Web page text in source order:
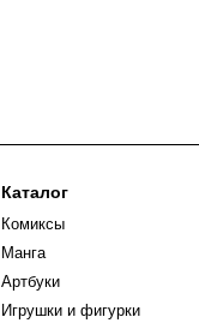
Каталог
Комиксы
Манга
Артбуки
Игрушки и фигурки